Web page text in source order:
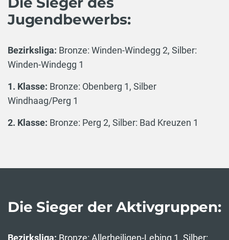
Jugendbewerbs:
Bezirksliga: Bronze: Winden-Windegg 2, Silber:
Winden-Windegg 1
1. Klasse: Bronze: Obenberg 1, Silber
Windhaag/Perg 1
2. Klasse: Bronze: Perg 2, Silber: Bad Kreuzen 1
Die Sieger der Aktivgruppen: